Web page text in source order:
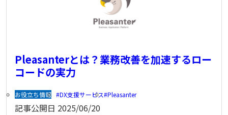
Pleasanterとは？業務改善を加速するロー
コードの実力
お役立ち情報 DX支援サービス Pleasanter
記事公開日 2025/06/20